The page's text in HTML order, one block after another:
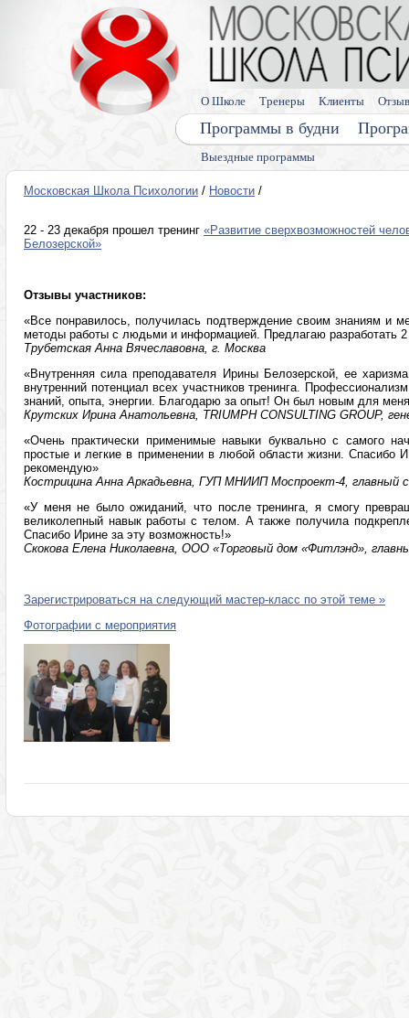
Выездные программы
Программы в будни
О Школе Тренеры Клиенты
Московская Школа Психологии / Новости /
22 - 23 декабря прошел тренинг «Развитие сверхвозможностей
Белозерской»
Отзывы участников:
«Все понравилось, получилась подтверждение своим знаниям и
методы работы с людьми и информацией. Предлагаю разработать
Трубетская Анна Вячеславовна, г. Москва
«Внутренняя сила преподавателя Ирины Белозерской, ее
внутренний потенциал всех участников тренинга.
знаний, опыта, энергии. Благодарю за опыт! Он был новым для
Крутских Ирина Анатольевна, TRIUMPH CONSULTING GROUP,
«Очень практически применимые навыки буквально с самого
простые и легкие в применении в любой области жизни. Спасибо
рекомендую»
Кострицина Анна Аркадьевна, ГУП МНИИП Моспроект-4, главный
«У меня не было ожиданий, что после тренинга, я смогу
великолепный навык работы с телом. А также получила
Спасибо Ирине за эту возможность!»
Скокова Елена Николаевна, ООО «Торговый дом «Фитлэнд»,
Зарегистрироваться на следующий мастер-класс по этой теме »
Фотографии с мероприятия